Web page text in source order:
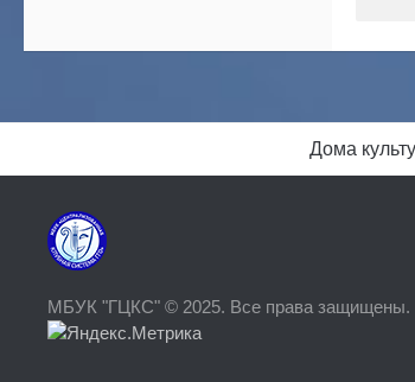
Дома
МБУК "ГЦКС" © 2025. Все права защищены.